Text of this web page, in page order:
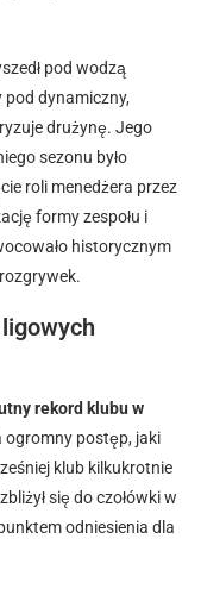
pod wodzą
pod dynamiczny,
drużynę. Jego
sezonu było
roli menedżera przez
formy zespołu i
historycznym
rekord klubu w
ogromny postęp, jaki
klub kilkukrotnie
się do czołówki w
odniesienia dla